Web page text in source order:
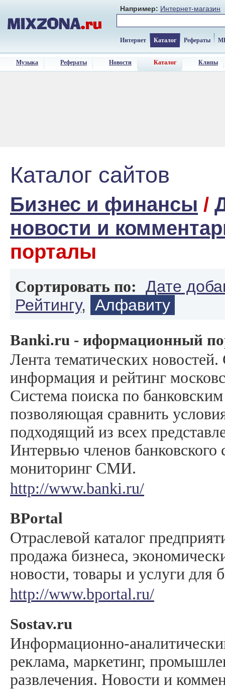
Например: Интернет-магазин
Интернет Каталог Рефераты
Музыка Рефераты Новости Каталог Клипы
Каталог сайтов
Бизнес и финансы /
новости и
порталы
Сортировать по: Дате
Рейтингу, Алфавиту
Banki.ru - иформационный
Лента тематических новостей.
информация и рейтинг
Система поиска по
позволяющая сравнить
подходящий из всех
Интервью членов банковского
мониторинг СМИ.
http://www.banki.ru/
BPortal
Отраслевой каталог
продажа бизнеса,
новости, товары и услуги для
http://www.bportal.ru/
Sostav.ru
Информационно-
реклама, маркетинг,
развлечения. Новости и